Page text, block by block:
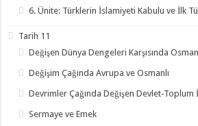
6. Ünite: Türklerin İslamiyeti Kabulu ve İlk
Tarih 11
Değişen Dünya Dengeleri Karşısında
Değişim Çağında Avrupa ve Osmanlı
Devrimler Çağında Değişen Devlet-Toplum
Sermaye ve Emek